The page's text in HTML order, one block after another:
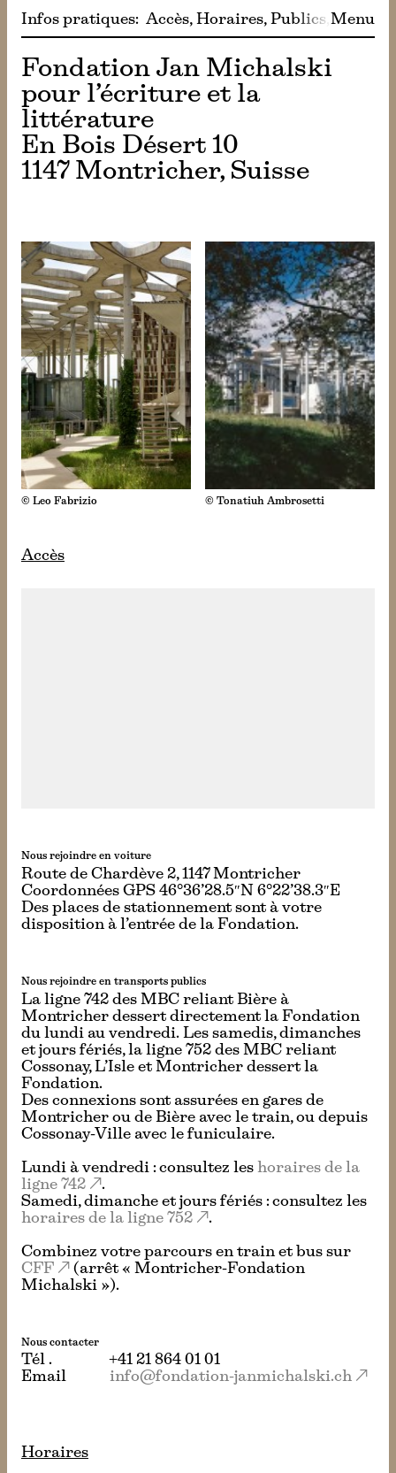
Infos pratiques: Accès Horaires Publics Café
Menu
Fondation Jan Michalski
pour l’écriture et la
littérature
En Bois Désert 10
1147 Montricher, Suisse
© Leo Fabrizio © Tonatiuh Ambrosetti
Accès
Nous rejoindre en voiture
Route de Chardève 2, 1147 Montricher
Coordonnées GPS 46°36’28.5″N 6°22’38.3″E
Des places de stationnement sont à votre
disposition à l’entrée de la Fondation.
Nous rejoindre en transports publics
La ligne 742 des MBC reliant Bière à
Montricher dessert directement la Fondation
du lundi au vendredi. Les samedis, dimanches
et jours fériés, la ligne 752 des MBC reliant
Cossonay, L’Isle et Montricher dessert la
Fondation.
Des connexions sont assurées en gares de
Montricher ou de Bière avec le train, ou depuis
Cossonay-Ville avec le funiculaire.
Lundi à vendredi : consultez les horaires de la
ligne 742
.
Samedi, dimanche et jours fériés : consultez les
horaires de la ligne 752
.
Combinez votre parcours en train et bus sur
CFF
(arrêt « Montricher-Fondation
Michalski »).
Nous contacter
Tél.
+41 21 864 01 01
Email
info@fondation-janmichalski.ch
Horaires